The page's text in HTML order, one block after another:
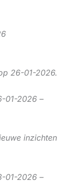
26-01-2026.
01-2026 –
inzichten
01-2026 –